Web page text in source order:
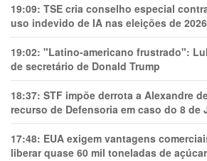
19:09: TSE cria conselho especial
uso indevido de IA nas eleições de 2026
19:02: "Latino-americano frustrado":
de secretário de Donald Trump
18:37: STF impõe derrota a Alexandre
recurso de Defensoria em caso do 8 de
17:48: EUA exigem vantagens
liberar quase 60 mil toneladas de açúcar